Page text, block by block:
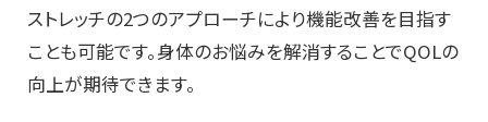
ストレッチの2つのアプローチにより機能改善を目指す
ことも可能です。身体のお悩みを解消することでQOLの
向上が期待できます。